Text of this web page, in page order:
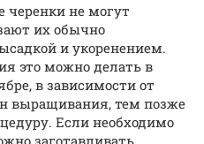
черенки не могут
их обычно
и укоренением.
это можно делать в
в зависимости от
выращивания, тем позже
Если необходимо
заготавливать